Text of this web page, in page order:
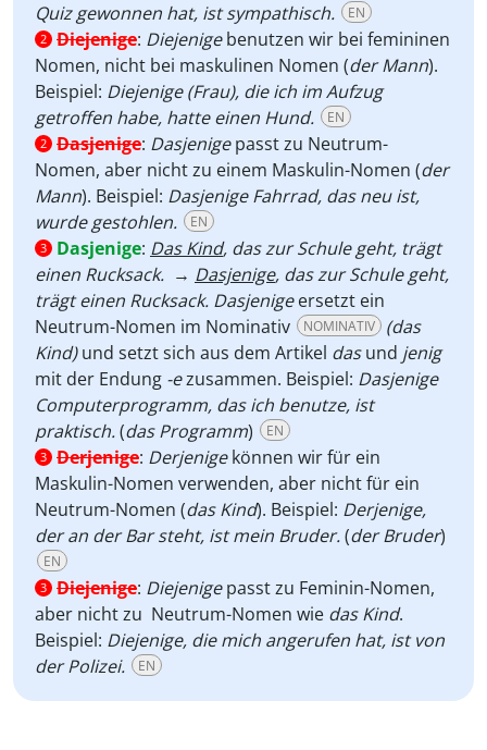
Quiz gewonnen hat, ist sympathisch.
EN
2 Diejenige: Diejenigebenutzen wir bei femininen
Nomen, nicht bei maskulinen Nomen (der Mann).
Beispiel: Diejenige (Frau), die ich im Aufzug
getroffen habe, hatte einen Hund.
EN
2 Dasjenige: Dasjenigepasst zu Neutrum-
Nomen, aber nicht zu einem Maskulin-Nomen (der
Mann). Beispiel: Dasjenige Fahrrad, das neu ist,
wurde gestohlen.
EN
3 Dasjenige: Das Kind, das zur Schule geht, trägt
einen Rucksack. → Dasjenige, das zur Schule geht,
trägt einen Rucksack. Dasjenigeersetzt ein
Neutrum-Nomen im Nominativ
NOMINATIV
(das
Kind)und setzt sich aus dem Artikel dasund jenig
mit der Endung -ezusammen. Beispiel: Dasjenige
Computerprogramm, das ich benutze, ist
praktisch.(das Programm) EN
3 Derjenige: Derjenigekönnen wir für ein
Maskulin-Nomen verwenden, aber nicht für ein
Neutrum-Nomen (das Kind). Beispiel: Derjenige,
der an der Bar steht, ist mein Bruder.(der Bruder)
EN
3 Diejenige: Diejenigepasst zu Feminin-Nomen,
aber nicht zu Neutrum-Nomen wie das Kind.
Beispiel: Diejenige, die mich angerufen hat, ist von
der Polizei.
EN